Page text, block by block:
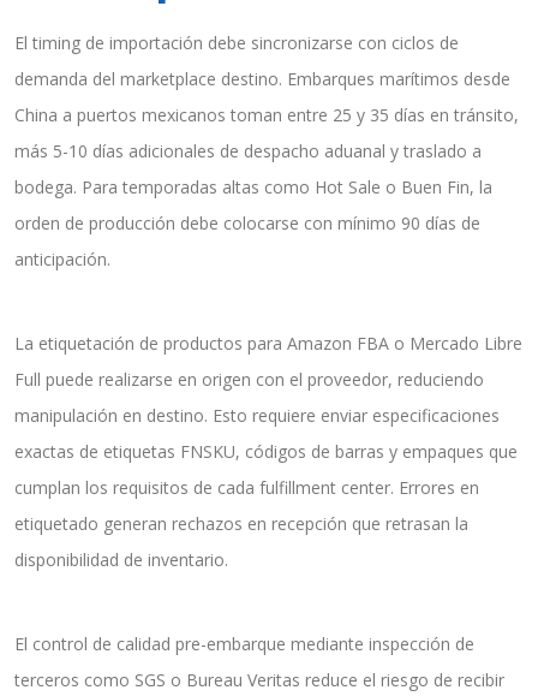
El timing de importación debe sincronizarse con ciclos de
demanda del marketplace destino. Embarques marítimos desde
China a puertos mexicanos toman entre 25 y 35 días en tránsito,
más 5-10 días adicionales de despacho aduanal y traslado a
bodega. Para temporadas altas como Hot Sale o Buen Fin, la
orden de producción debe colocarse con mínimo 90 días de
anticipación.
La etiquetación de productos para Amazon FBA o Mercado Libre
Full puede realizarse en origen con el proveedor, reduciendo
manipulación en destino. Esto requiere enviar especificaciones
exactas de etiquetas FNSKU, códigos de barras y empaques que
cumplan los requisitos de cada fulfillment center. Errores en
etiquetado generan rechazos en recepción que retrasan la
disponibilidad de inventario.
El control de calidad pre-embarque mediante inspección de
terceros como SGS o Bureau Veritas reduce el riesgo de recibir